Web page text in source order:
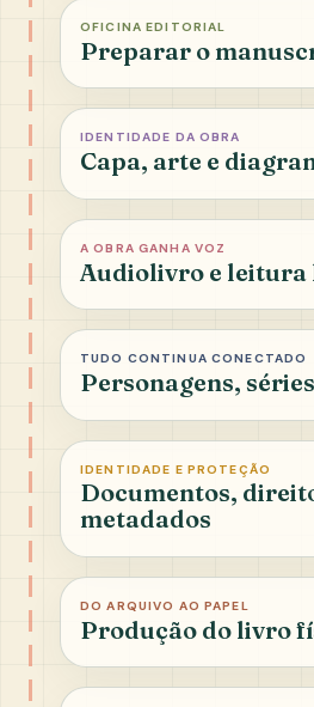
OFICINA EDITORIAL
Preparar o
IDENTIDADE DA OBRA
Capa, arte e
A OBRA GANHA VOZ
Audiolivro e leitura
TUDO CONTINUA CONECTADO
Personagens,
IDENTIDADE E PROTEÇÃO
Documentos,
metadados
DO ARQUIVO AO PAPEL
Produção do livro